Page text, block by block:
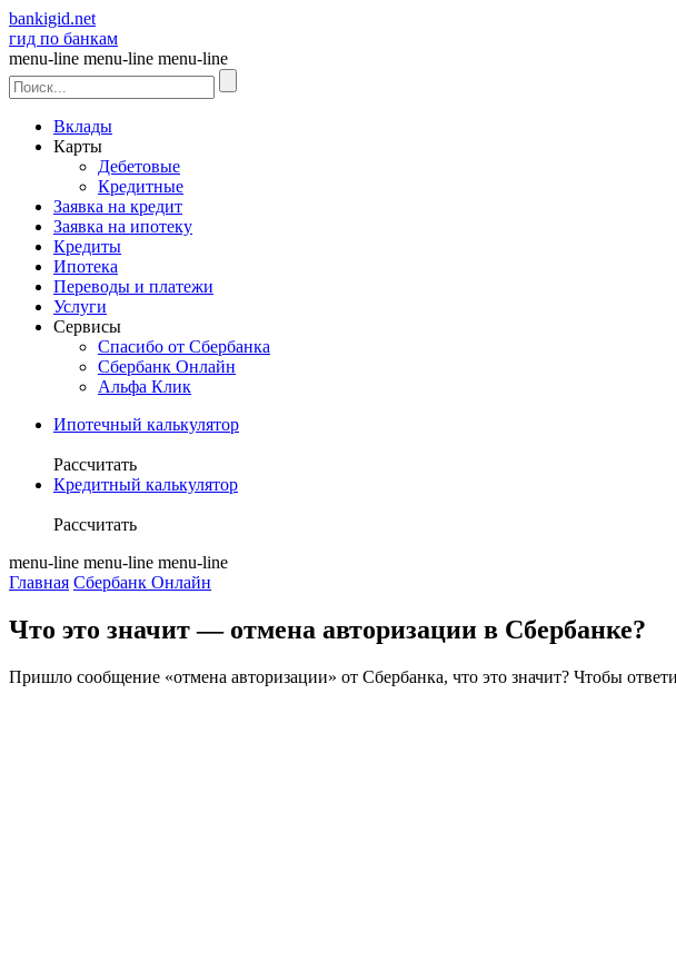
bankigid.net
гид по банкам
menu-line menu-line menu-line
Вклады
Карты
Дебетовые
Кредитные
Заявка на кредит
Заявка на ипотеку
Кредиты
Ипотека
Переводы и платежи
Услуги
Сервисы
Спасибо от Сбербанка
Сбербанк Онлайн
Альфа Клик
Ипотечный калькулятор
Рассчитать
Кредитный калькулятор
Рассчитать
menu-line menu-line menu-line
Главная Сбербанк Онлайн
Что это значит — отмена авторизации в Сбербанке?
Пришло сообщение «отмена авторизации» от Сбербанка, что это значит? Чтобы